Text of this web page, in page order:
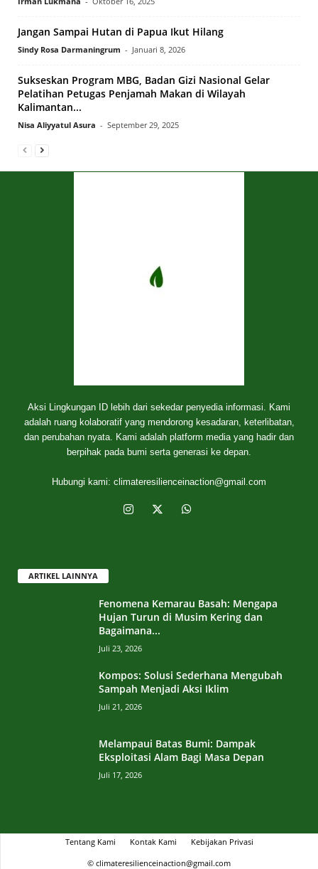
Jangan Sampai Hutan di Papua Ikut Hilang
Sindy Rosa Darmaningrum - Januari 8, 2026
Sukseskan Program MBG, Badan Gizi Nasional Gelar
Pelatihan Petugas Penjamah Makan di Wilayah
Kalimantan...
Nisa Aliyyatul Asura - September 29, 2025
Aksi Lingkungan ID lebih dari sekedar penyedia informasi. Kami
adalah ruang kolaboratif yang mendorong kesadaran, keterlibatan,
dan perubahan nyata. Kami adalah platform media yang hadir dan
berpihak pada bumi serta generasi ke depan.
Hubungi kami: climateresilienceinaction@gmail.com
ARTIKEL LAINNYA
Fenomena Kemarau Basah: Mengapa
Hujan Turun di Musim Kering dan
Bagaimana...
Juli 23, 2026
Kompos: Solusi Sederhana Mengubah
Sampah Menjadi Aksi Iklim
Juli 21, 2026
Melampaui Batas Bumi: Dampak
Eksploitasi Alam Bagi Masa Depan
Juli 17, 2026
Tentang Kami Kontak Kami
Kebijakan Privasi
© climateresilienceinaction@gmail.com